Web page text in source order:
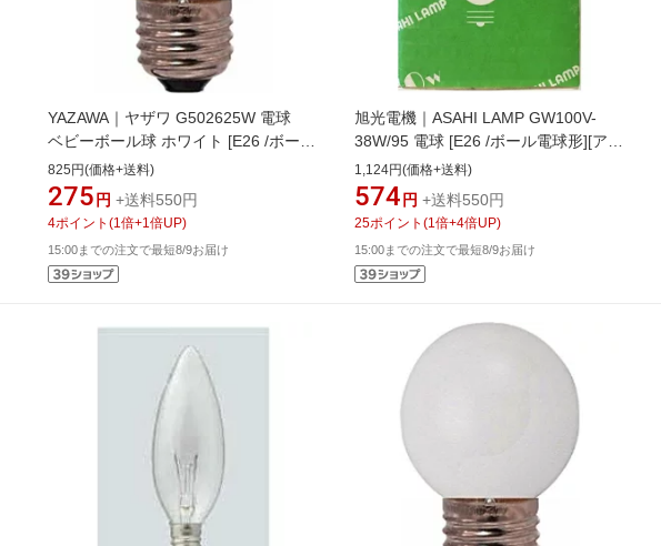
YAZAWA｜ヤザワ G502625W 電球
ベビーボール球 ホワイト [E26 /ボール
電球形 /電球色 /1個][G502625W]
825円(価格+送料)
275 円 +送料550円
4ポイント (1 倍+1 倍UP)
15:00までの注文で最短8/9お届け
旭光電機｜ASAHI LAMP GW100V-
38W/95 電球 [E26 /ボール電球形][アサ
ヒボールキュウG95GW100V3]
1,124円(価格+送料)
574 円 +送料550円
25ポイント (1 倍+4倍UP)
15:00までの注文で最短8/9お届け